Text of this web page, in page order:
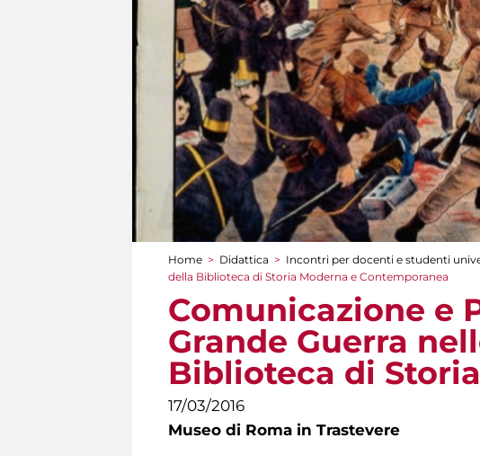
Tu sei qui
Home > Didattica > Incontri per docenti e studenti
della Biblioteca di Storia Moderna e Contemporanea
Comunicazione e
Grande Guerra
Biblioteca di
17/03/2016
Museo di Roma in Trastevere